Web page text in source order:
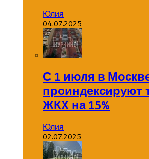
Юлия
04.07.2025
С 1 июля в
проиндексируют
ЖКХ на 15%
Юлия
02.07.2025